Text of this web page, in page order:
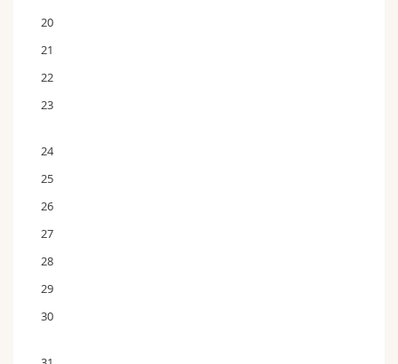
20
21
22
23
24
25
26
27
28
29
30